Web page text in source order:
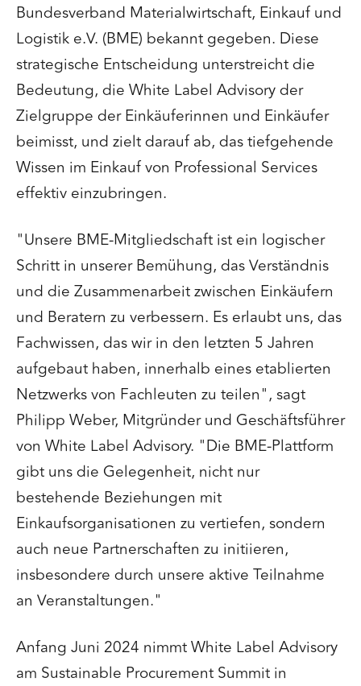
Bundesverband Materialwirtschaft, Einkauf und
Logistik e.V. (BME) bekannt gegeben. Diese
strategische Entscheidung unterstreicht die
Bedeutung, die White Label Advisory der
Zielgruppe der Einkäuferinnen und Einkäufer
beimisst, und zielt darauf ab, das tiefgehende
Wissen im Einkauf von Professional Services
effektiv einzubringen.
"Unsere BME-Mitgliedschaft ist ein logischer
Schritt in unserer Bemühung, das Verständnis
und die Zusammenarbeit zwischen Einkäufern
und Beratern zu verbessern. Es erlaubt uns, das
Fachwissen, das wir in den letzten 5 Jahren
aufgebaut haben, innerhalb eines etablierten
Netzwerks von Fachleuten zu teilen", sagt
Philipp Weber, Mitgründer und Geschäftsführer
von White Label Advisory. "Die BME-Plattform
gibt uns die Gelegenheit, nicht nur
bestehende Beziehungen mit
Einkaufsorganisationen zu vertiefen, sondern
auch neue Partnerschaften zu initiieren,
insbesondere durch unsere aktive Teilnahme
an Veranstaltungen."
Anfang Juni 2024 nimmt White Label Advisory
am Sustainable Procurement Summit in